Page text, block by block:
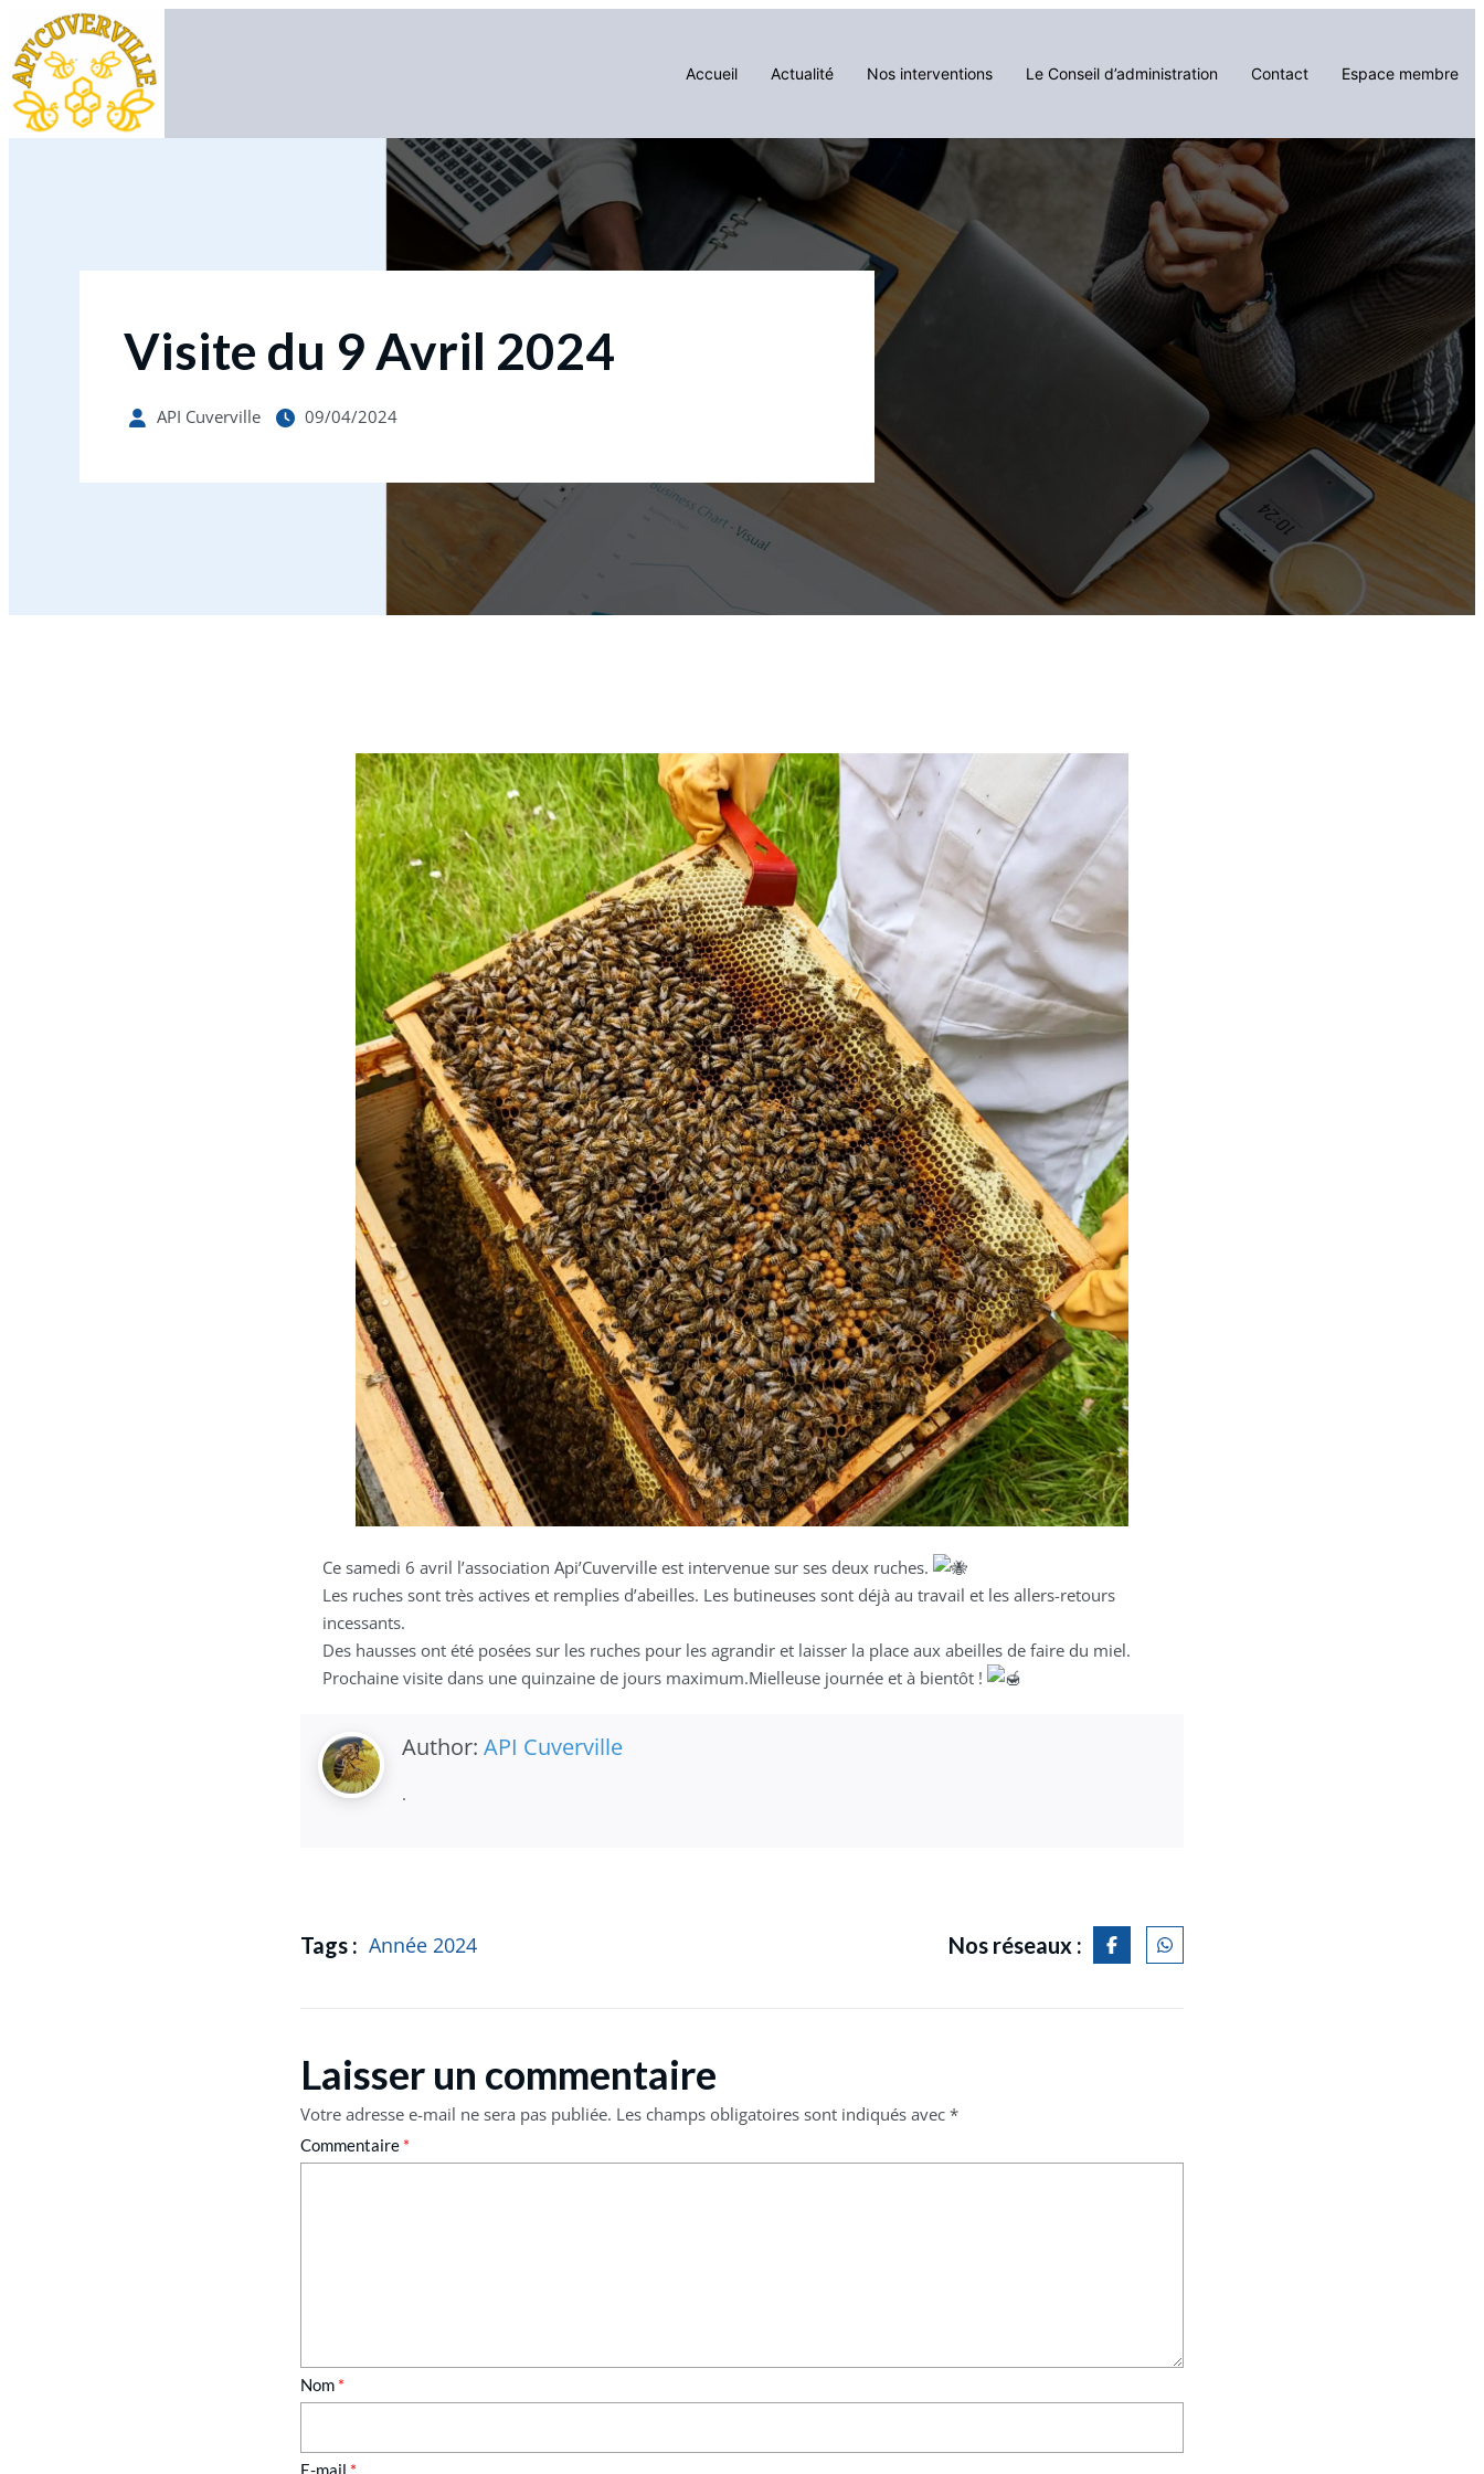
Accueil Actualité Nos interventions Le Conseil d’administration Contact Espace membre
Visite du 9 Avril 2024
API Cuverville 09/04/2024
Ce samedi 6 avril l’association Api’Cuverville est intervenue sur ses deux ruches.
Les ruches sont très actives et remplies d’abeilles. Les butineuses sont déjà au travail et les allers-retours
incessants.
Des hausses ont été posées sur les ruches pour les agrandir et laisser la place aux abeilles de faire du miel.
Prochaine visite dans une quinzaine de jours maximum.Mielleuse journée et à bientôt !
Author: API Cuverville
.
Tags : Année 2024 Nos réseaux :
Laisser un commentaire
Votre adresse e-mail ne sera pas publiée. Les champs obligatoires sont indiqués avec *
Commentaire *
Nom *
E-mail *